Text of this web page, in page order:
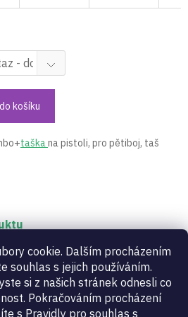
cookie. Dalším procházením
souhlas s jejich používáním.
si z našich stránek odnesli co
Pokračováním procházení
s Pravidly pro souhlas s
košíku
taškana pistoli, pro pětiboj, taš
Jumbo+ taškana pistoli, pro